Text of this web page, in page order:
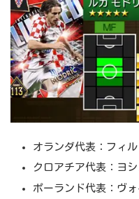
オランダ代表：フィ
クロアチア代表：ヨ
ポーランド代表：ヴ